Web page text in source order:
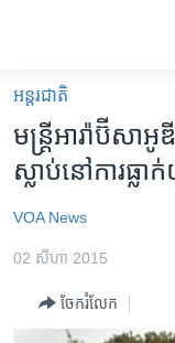
គេហទំព័រ​
ទាក់ទង
និង​
ទំព័រ​
អន្តរជាតិ
កម្ពុជាច្នៃប្រតិដ្ឋ
អន្តរជាតិ
មន្រ្តី​អារ៉ាប៊ី​សា
ស្លាប់​នៅ​ការ​ធ្ល
VOA News
02 សីហា 2015
ចែករំលែក